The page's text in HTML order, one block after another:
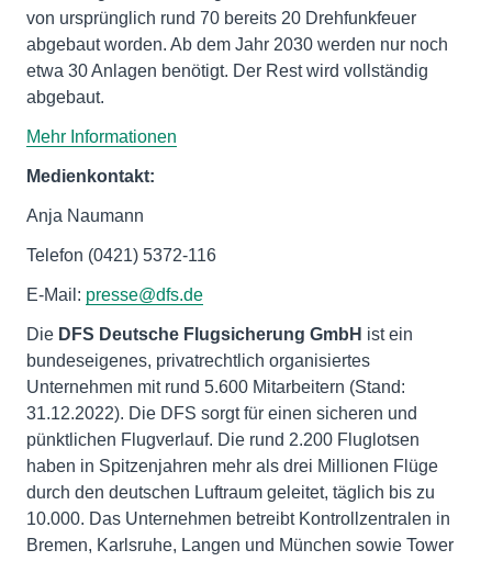
von ursprünglich rund 70 bereits 20 Drehfunkfeuer
abgebaut worden. Ab dem Jahr 2030 werden nur noch
etwa 30 Anlagen benötigt. Der Rest wird vollständig
abgebaut.
Mehr Informationen
Medienkontakt:
Anja Naumann
Telefon (0421) 5372-116
E-Mail: presse@dfs.de
Die DFS Deutsche Flugsicherung GmbH ist ein
bundeseigenes, privatrechtlich organisiertes
Unternehmen mit rund 5.600 Mitarbeitern (Stand:
31.12.2022). Die DFS sorgt für einen sicheren und
pünktlichen Flugverlauf. Die rund 2.200 Fluglotsen
haben in Spitzenjahren mehr als drei Millionen Flüge
durch den deutschen Luftraum geleitet, täglich bis zu
10.000. Das Unternehmen betreibt Kontrollzentralen in
Bremen, Karlsruhe, Langen und München sowie Tower